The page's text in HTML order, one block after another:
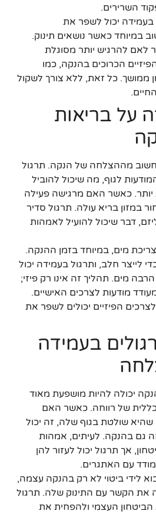
השרירים.
בעמידה יכול לשפר את
במיוחד כאשר נושאים תינוק.
לאם להרגיש יותר מסוגלת
הכרוכים בהנקה, כמו
ממושך. כל זאת, ללא צורך לשקול
על בריאות
חשוב מההצלחה של הנקה. תרגול
לגוף, מה שיכול להוביל
יותר. כאשר האם מרגישה פעילה
במזון בריא עולה. תרגול סדיר
דבר שיכול להועיל לאמהות
מים, במיוחד בזמן ההנקה.
לייצר חלב, ותרגול בעמידה יכול
מים. תהליך זה אינו רק פיזי;
מודעות לצרכים האישיים.
הפיזיים יכולים לשפר את
בעמידה
יכולה להיות מושפעת מאוד
של רווחה. כאשר האם
שולטת בגוף שלה, זה יכול
גם בהנקה. לעיתים, אמהות
אך תרגול יכול לעזור להן
עם האתגרים.
לידי ביטוי לא רק בהנקה עצמה,
את הקשר עם התינוק שלה. תרגול
הביטחון העצמי ולהפחית את